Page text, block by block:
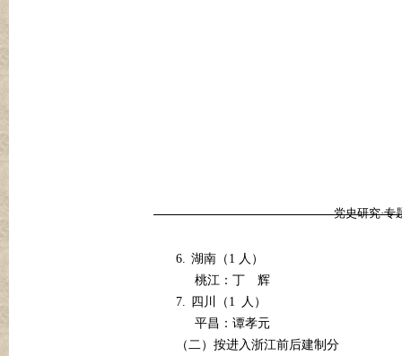
党史研究·专
6. 湖南（ 1 人）
桃江：丁
辉
7.
四川（ 1
人）
平昌：谭孝元
（二）按进入浙江前后建制分